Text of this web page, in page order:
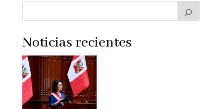
Noticias recientes